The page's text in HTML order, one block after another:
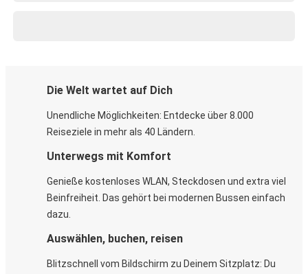
Die Welt wartet auf Dich
Unendliche Möglichkeiten: Entdecke über 8.000
Reiseziele in mehr als 40 Ländern.
Unterwegs mit Komfort
Genieße kostenloses WLAN, Steckdosen und extra viel
Beinfreiheit. Das gehört bei modernen Bussen einfach
dazu.
Auswählen, buchen, reisen
Blitzschnell vom Bildschirm zu Deinem Sitzplatz: Du